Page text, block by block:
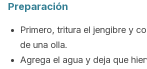
Preparación
Primero, tritura el jengibre y
de una olla.
Agrega el agua y deja que